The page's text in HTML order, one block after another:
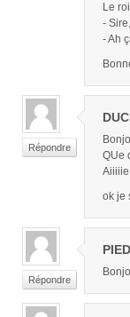
Le
-
- Ah
Répondre
QUe
ok je
Répondre